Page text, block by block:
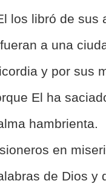
los libró de sus
a una
y por sus
El ha
hambrienta.
en
de Dios y